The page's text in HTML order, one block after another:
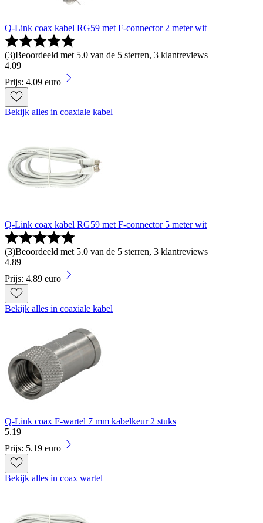
Q-Link coax kabel RG59 met F-connector 2 meter wit
(3)Beoordeeld met 5.0 van de 5 sterren, 3 klantreviews
4.09
Prijs: 4.09 euro
Bekijk alles in coaxiale kabel
Q-Link coax kabel RG59 met F-connector 5 meter wit
(3)Beoordeeld met 5.0 van de 5 sterren, 3 klantreviews
4.89
Prijs: 4.89 euro
Bekijk alles in coaxiale kabel
Q-Link coax F-wartel 7 mm kabelkeur 2 stuks
5.19
Prijs: 5.19 euro
Bekijk alles in coax wartel